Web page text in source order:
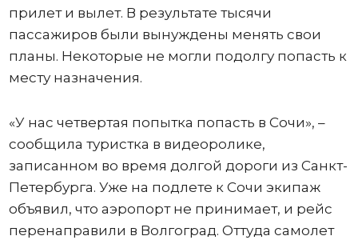
прилет и вылет. В результате тысячи
пассажиров были вынуждены менять свои
планы. Некоторые не могли подолгу попасть к
месту назначения.
«У нас четвертая попытка попасть в Сочи», –
сообщила туристка в видеоролике,
записанном во время долгой дороги из Санкт-
Петербурга. Уже на подлете к Сочи экипаж
объявил, что аэропорт не принимает, и рейс
перенаправили в Волгоград. Оттуда самолет